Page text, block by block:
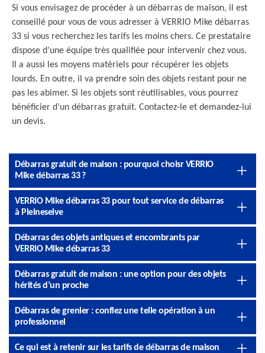
Si vous envisagez de procéder à un débarras de maison, il est
conseillé pour vous de vous adresser à VERRIO Mike débarras
33 si vous recherchez les tarifs les moins chers. Ce prestataire
dispose d’une équipe très qualifiée pour intervenir chez vous.
Il a aussi les moyens matériels pour récupérer les objets
lourds. En outre, il va prendre soin des objets restant pour ne
pas les abimer. Si les objets sont réutilisables, vous pourrez
bénéficier d’un débarras gratuit. Contactez-le et demandez-lui
un devis.
Débarras gratuit de maison : pourquoi choisr VERRIO
Mike débarras 33 ?
VERRIO Mike débarras 33 pour tout service de débarras
à Pleineselve
Débarras des objets antiques et encombrants par
VERRIO Mike débarras 33
Débarras gratuit de maison : une option pour des objets
hérités d’un proche
Débarras de grenier : confiez une telle opération à un
professionnel
Ce qui est à retenir sur les tarifs de débarras de maison